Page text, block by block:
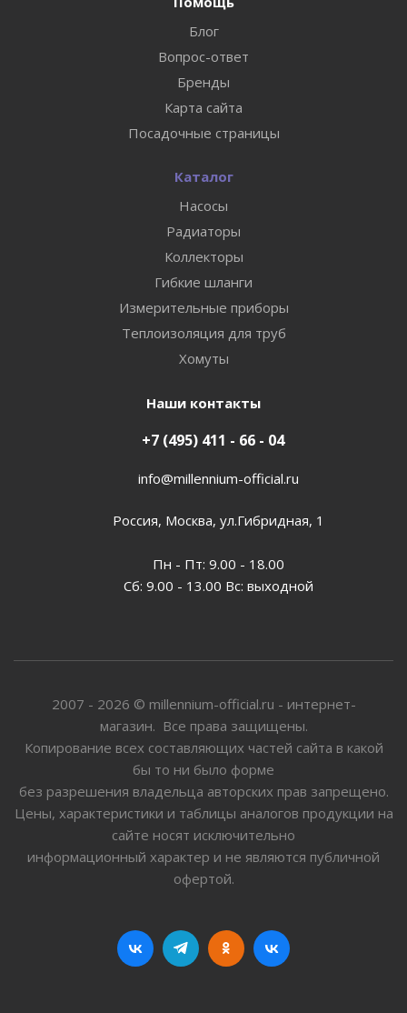
Блог
Вопрос-ответ
Бренды
Карта сайта
Посадочные страницы
Каталог
Насосы
Радиаторы
Коллекторы
Гибкие шланги
Измерительные приборы
Теплоизоляция для труб
Хомуты
Наши контакты
+7 (495) 411 - 66 - 04
info@millennium-official.ru
Россия, Москва, ул.Гибридная, 1
Пн - Пт: 9.00 - 18.00
Сб: 9.00 - 13.00 Вс: выходной
2007 - 2026 © millennium-official.ru - интернет-
магазин. Все права защищены.
Копирование всех составляющих частей сайта в какой
бы то ни было форме
без разрешения владельца авторских прав запрещено.
Цены, характеристики и таблицы аналогов продукции на
сайте носят исключительно
информационный характер и не являются публичной
офертой.